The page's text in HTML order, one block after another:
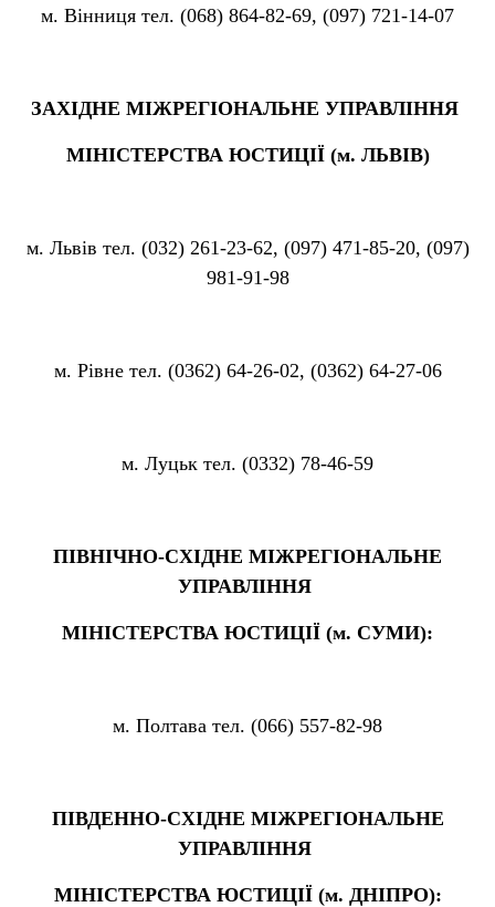
м. Вінниця тел. (068) 864-82-69, (097) 721-14-07
ЗАХІДНЕ МІЖРЕГІОНАЛЬНЕ УПРАВЛІННЯ
МІНІСТЕРСТВА ЮСТИЦІЇ (м. ЛЬВІВ)
м. Львів тел. (032) 261-23-62, (097) 471-85-20, (097)
981-91-98
м. Рівне тел. (0362) 64-26-02, (0362) 64-27-06
м. Луцьк тел. (0332) 78-46-59
ПІВНІЧНО-СХІДНЕ МІЖРЕГІОНАЛЬНЕ
УПРАВЛІННЯ
МІНІСТЕРСТВА ЮСТИЦІЇ (м. СУМИ):
м. Полтава тел. (066) 557-82-98
ПІВДЕННО-СХІДНЕ МІЖРЕГІОНАЛЬНЕ
УПРАВЛІННЯ
МІНІСТЕРСТВА ЮСТИЦІЇ (м. ДНІПРО):